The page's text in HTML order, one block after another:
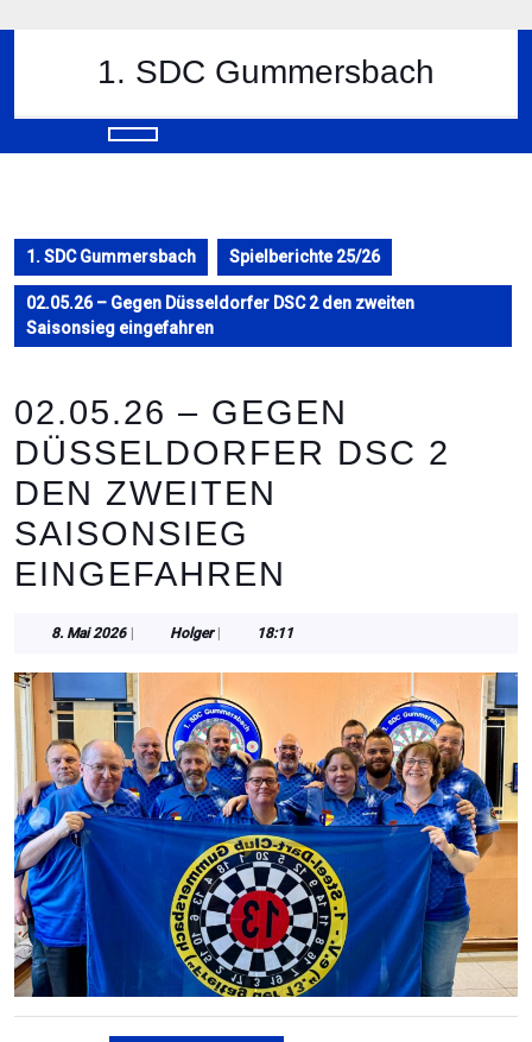
to
1. SDC Gummersbach
Button
1. SDC Gummersbach Spielberichte 25/26
02.05.26 – Gegen Düsseldorfer DSC 2 den zweiten
Saisonsieg eingefahren
02.05.26 – GEGEN
DÜSSELDORFER DSC 2
DEN ZWEITEN
SAISONSIEG
EINGEFAHREN
8. Mai 20268.
2026
HolgerHolger 18:11